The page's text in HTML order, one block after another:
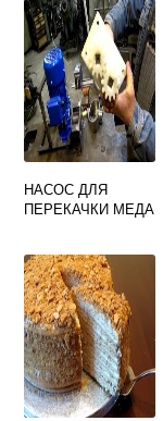
СОЕВЫМ
СОУСОМ
НАСОС ДЛЯ
ПЕРЕКАЧКИ МЕДА